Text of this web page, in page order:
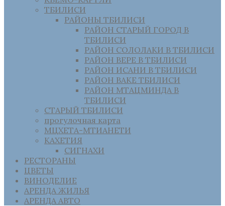
ТБИЛИСИ
РАЙОНЫ ТБИЛИСИ
РАЙОН СТАРЫЙ ГОРОД В
ТБИЛИСИ
РАЙОН СОЛОЛАКИ В ТБИЛИСИ
РАЙОН ВЕРЕ В ТБИЛИСИ
РАЙОН ИСАНИ В ТБИЛИСИ
РАЙОН ВАКЕ ТБИЛИСИ
РАЙОН МТАЦМИНДА В
ТБИЛИСИ
СТАРЫЙ ТБИЛИСИ
прогулочная карта
МЦХЕТА-МТИАНЕТИ
КАХЕТИЯ
СИГНАХИ
РЕСТОРАНЫ
ЦВЕТЫ
ВИНОДЕЛИЕ
АРЕНДА ЖИЛЬЯ
АРЕНДА АВТО